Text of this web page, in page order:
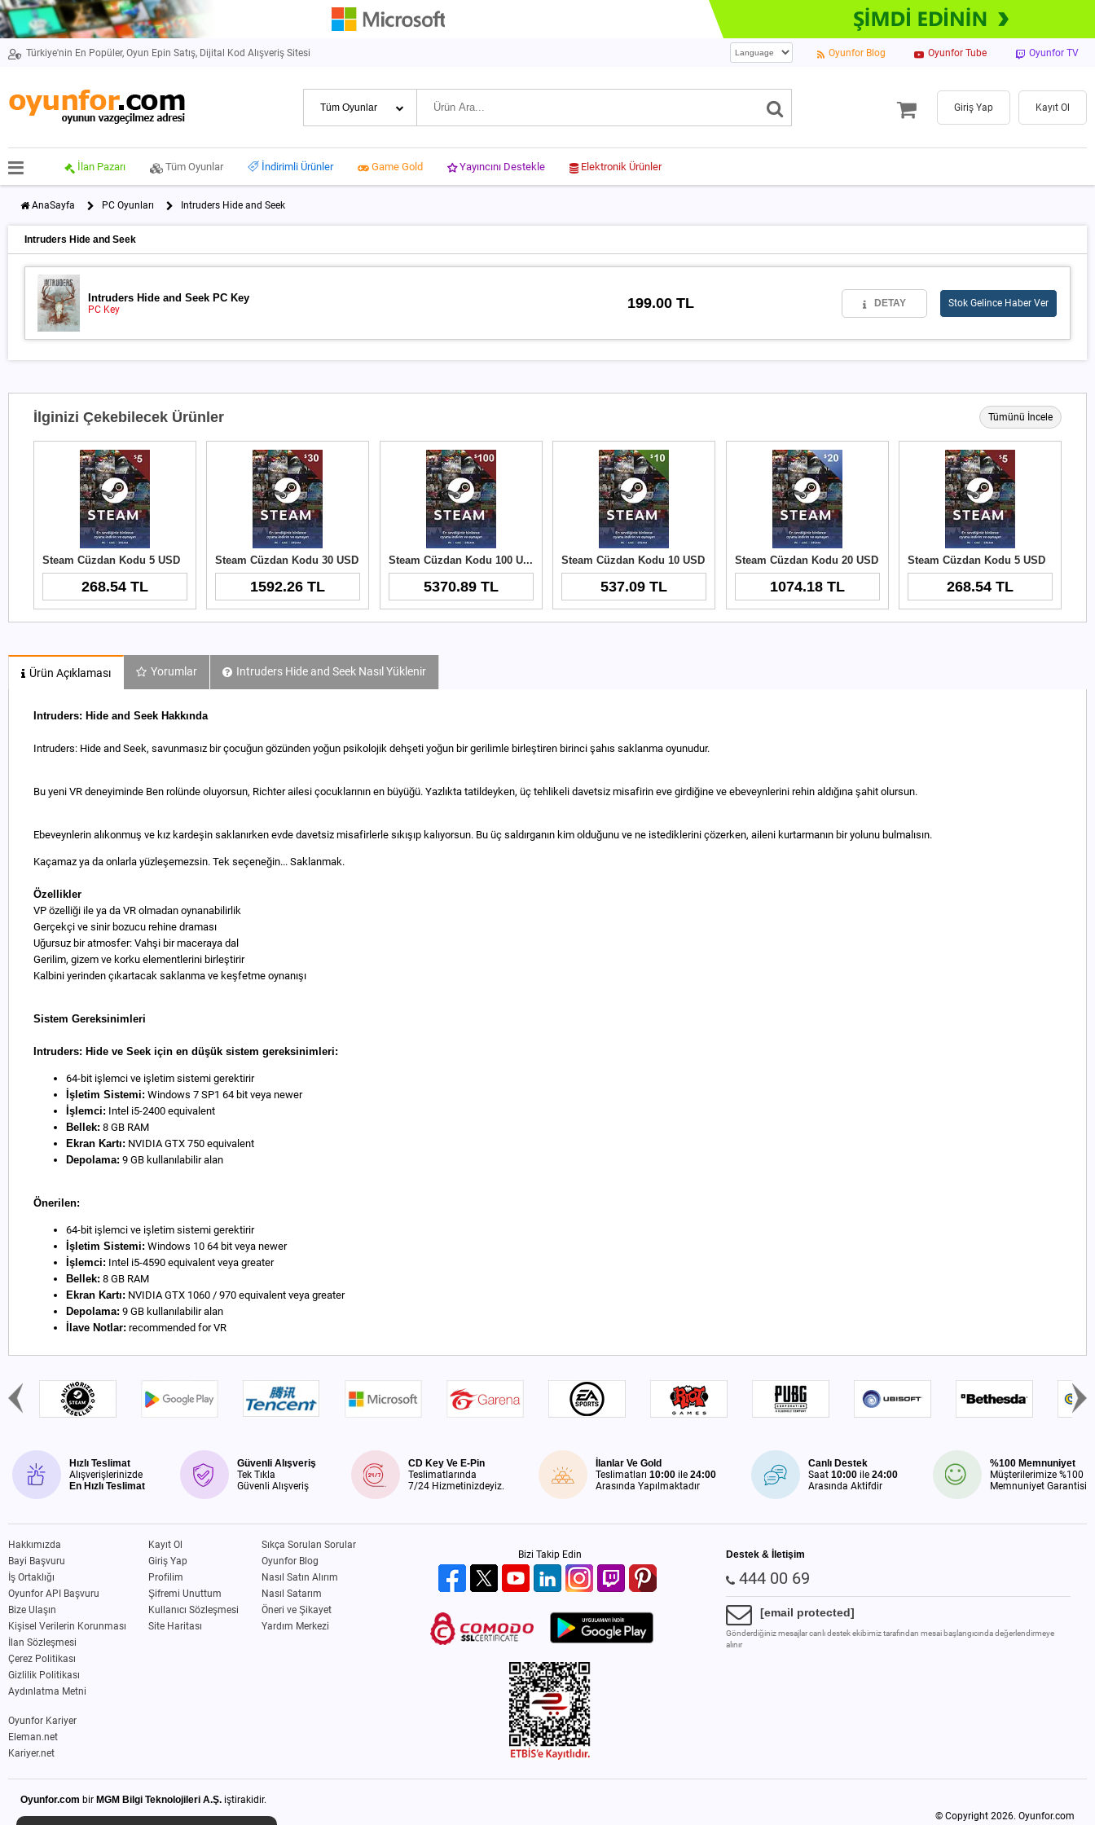
Türkiye'nin En Popüler, Oyun Epin Satış, Dijital Kod Alışveriş Sitesi Oyunfor Blog Oyunfor Tube Oyunfor TV
Giriş Yap Kayıt Ol
İlan Pazarı Tüm Oyunlar İndirimli Ürünler Game Gold Yayıncını Destekle Elektronik Ürünler
AnaSayfa PC Oyunları Intruders Hide and Seek
Intruders Hide and Seek
Intruders Hide and Seek PC Key
PC Key 199.00 TL DETAY Stok Gelince Haber Ver
İlginizi Çekebilecek Ürünler Tümünü İncele
Steam Cüzdan Kodu 5 USD
268.54 TL
Steam Cüzdan Kodu 30 USD
1592.26 TL
Steam Cüzdan Kodu 100 USD
5370.89 TL
Steam Cüzdan Kodu 10 USD
537.09 TL
Steam Cüzdan Kodu 20 USD
1074.18 TL
Steam Cüzdan Kodu 5 USD
268.54 TL
Ürün Açıklaması Yorumlar Intruders Hide and Seek Nasıl Yüklenir
Intruders: Hide and Seek Hakkında
Intruders: Hide and Seek, savunmasız bir çocuğun gözünden yoğun psikolojik dehşeti yoğun bir gerilimle birleştiren birinci şahıs saklanma oyunudur.
Bu yeni VR deneyiminde Ben rolünde oluyorsun, Richter ailesi çocuklarının en büyüğü. Yazlıkta tatildeyken, üç tehlikeli davetsiz misafirin eve girdiğine ve ebeveynlerini rehin aldığına şahit olursun.
Ebeveynlerin alıkonmuş ve kız kardeşin saklanırken evde davetsiz misafirlerle sıkışıp kalıyorsun. Bu üç saldırganın kim olduğunu ve ne istediklerini çözerken, aileni kurtarmanın bir yolunu bulmalısın.
Kaçamaz ya da onlarla yüzleşemezsin. Tek seçeneğin... Saklanmak.
Özellikler
VP özelliği ile ya da VR olmadan oynanabilirlik
Gerçekçi ve sinir bozucu rehine draması
Uğursuz bir atmosfer: Vahşi bir maceraya dal
Gerilim, gizem ve korku elementlerini birleştirir
Kalbini yerinden çıkartacak saklanma ve keşfetme oynanışı
Sistem Gereksinimleri
Intruders: Hide ve Seek için en düşük sistem gereksinimleri:
64-bit işlemci ve işletim sistemi gerektirir
İşletim Sistemi: Windows 7 SP1 64 bit veya newer
İşlemci: Intel i5-2400 equivalent
Bellek: 8 GB RAM
Ekran Kartı: NVIDIA GTX 750 equivalent
Depolama: 9 GB kullanılabilir alan
Önerilen:
64-bit işlemci ve işletim sistemi gerektirir
İşletim Sistemi: Windows 10 64 bit veya newer
İşlemci: Intel i5-4590 equivalent veya greater
Bellek: 8 GB RAM
Ekran Kartı: NVIDIA GTX 1060 / 970 equivalent veya greater
Depolama: 9 GB kullanılabilir alan
İlave Notlar: recommended for VR
Hızlı Teslimat
Alışverişlerinizde
En Hızlı Teslimat
Güvenli Alışveriş
Tek Tıkla
Güvenli Alışveriş
CD Key Ve E-Pin
Teslimatlarında
7/24 Hizmetinizdeyiz.
İlanlar Ve Gold
Teslimatları10:00 ile24:00
Arasında Yapılmaktadır
Canlı Destek
Saat10:00 ile24:00
Arasında Aktifdir
%100 Memnuniyet
Müşterilerimize %100
Memnuniyet Garantisi
Hakkımızda
Bayi Başvuru
İş Ortaklığı
Oyunfor API Başvuru
Bize Ulaşın
Kişisel Verilerin Korunması
İlan Sözleşmesi
Çerez Politikası
Gizlilik Politikası
Aydınlatma Metni
Kayıt Ol
Giriş Yap
Profilim
Şifremi Unuttum
Kullanıcı Sözleşmesi
Site Haritası
Sıkça Sorulan Sorular
Oyunfor Blog
Nasıl Satın Alırım
Nasıl Satarım
Öneri ve Şikayet
Yardım Merkezi
Oyunfor Kariyer
Eleman.net
Kariyer.net
Bizi Takip Edin Destek & İletişim
444 00 69
[email protected]
Gönderdiğiniz mesajlar canlı destek ekibimiz tarafından mesai başlangıcında değerlendirmeye
alınır
Oyunfor.com bir MGM Bilgi Teknolojileri A.Ş. iştirakidir.
© Copyright 2026. Oyunfor.com